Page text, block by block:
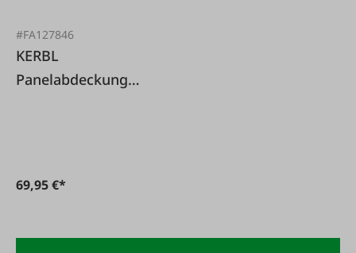
#FA127846
KERBL
Panelabdeckung
69,95 €*